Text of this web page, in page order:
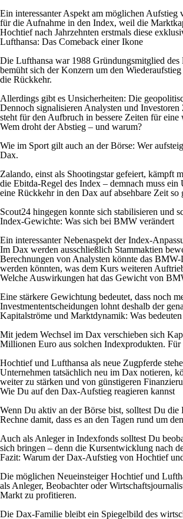
Ein interessanter Aspekt am möglichen
für die Aufnahme in den Index, weil die
Hochtief nach Jahrzehnten erstmals diese
Lufthansa: Das Comeback einer Ikone
Die Lufthansa war 1988 Gründungsmitglied
bemüht sich der Konzern um den
die Rückkehr.
Allerdings gibt es Unsicherheiten: Die
Dennoch signalisieren Analysten und
steht für den Aufbruch in bessere Zeiten für
Wem droht der Abstieg – und warum?
Wie im Sport gilt auch an der Börse: Wer
Dax.
Zalando, einst als Shootingstar gefeiert, kämpft
die Ebitda-Regel des Index – demnach muss
eine Rückkehr in den Dax auf absehbare Zeit so
Scout24 hingegen konnte sich stabilisieren und
Index-Gewichte: Was sich bei BMW verändert
Ein interessanter Nebenaspekt der Index-
Im Dax werden ausschließlich Stammaktien
Berechnungen von Analysten könnte das
werden könnten, was dem Kurs weiteren
Welche Auswirkungen hat das Gewicht von
Eine stärkere Gewichtung bedeutet, dass noch
Investmententscheidungen lohnt deshalb der
Kapitalströme und Marktdynamik: Was
Mit jedem Wechsel im Dax verschieben sich
Millionen Euro aus solchen Indexprodukten.
Hochtief und Lufthansa als neue Zugpferde
Unternehmen tatsächlich neu im Dax notieren,
weiter zu stärken und von günstigeren
Wie Du auf den Dax-Aufstieg reagieren kannst
Wenn Du aktiv an der Börse bist, solltest Du
Rechne damit, dass es an den Tagen rund um
Auch als Anleger in Indexfonds solltest Du
sich bringen – denn die Kursentwicklung nach
Fazit: Warum der Dax-Aufstieg von Hochtief
Die möglichen Neueinsteiger Hochtief und
als Anleger, Beobachter oder
Markt zu profitieren.
Die Dax-Familie bleibt ein Spiegelbild des